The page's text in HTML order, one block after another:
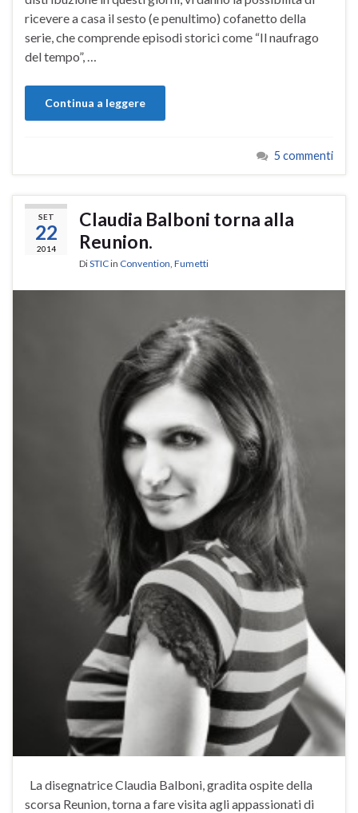
ricevere a casa il sesto (e penultimo) cofanetto della
serie, che comprende episodi storici come “Il naufrago
del tempo”, …
Continua a leggere
5 commenti
SET
22
2014
Claudia Balboni torna alla
Reunion.
DiSTICin Convention Fumetti
La disegnatrice Claudia Balboni, gradita ospite della
scorsa Reunion, torna a fare visita agli appassionati di